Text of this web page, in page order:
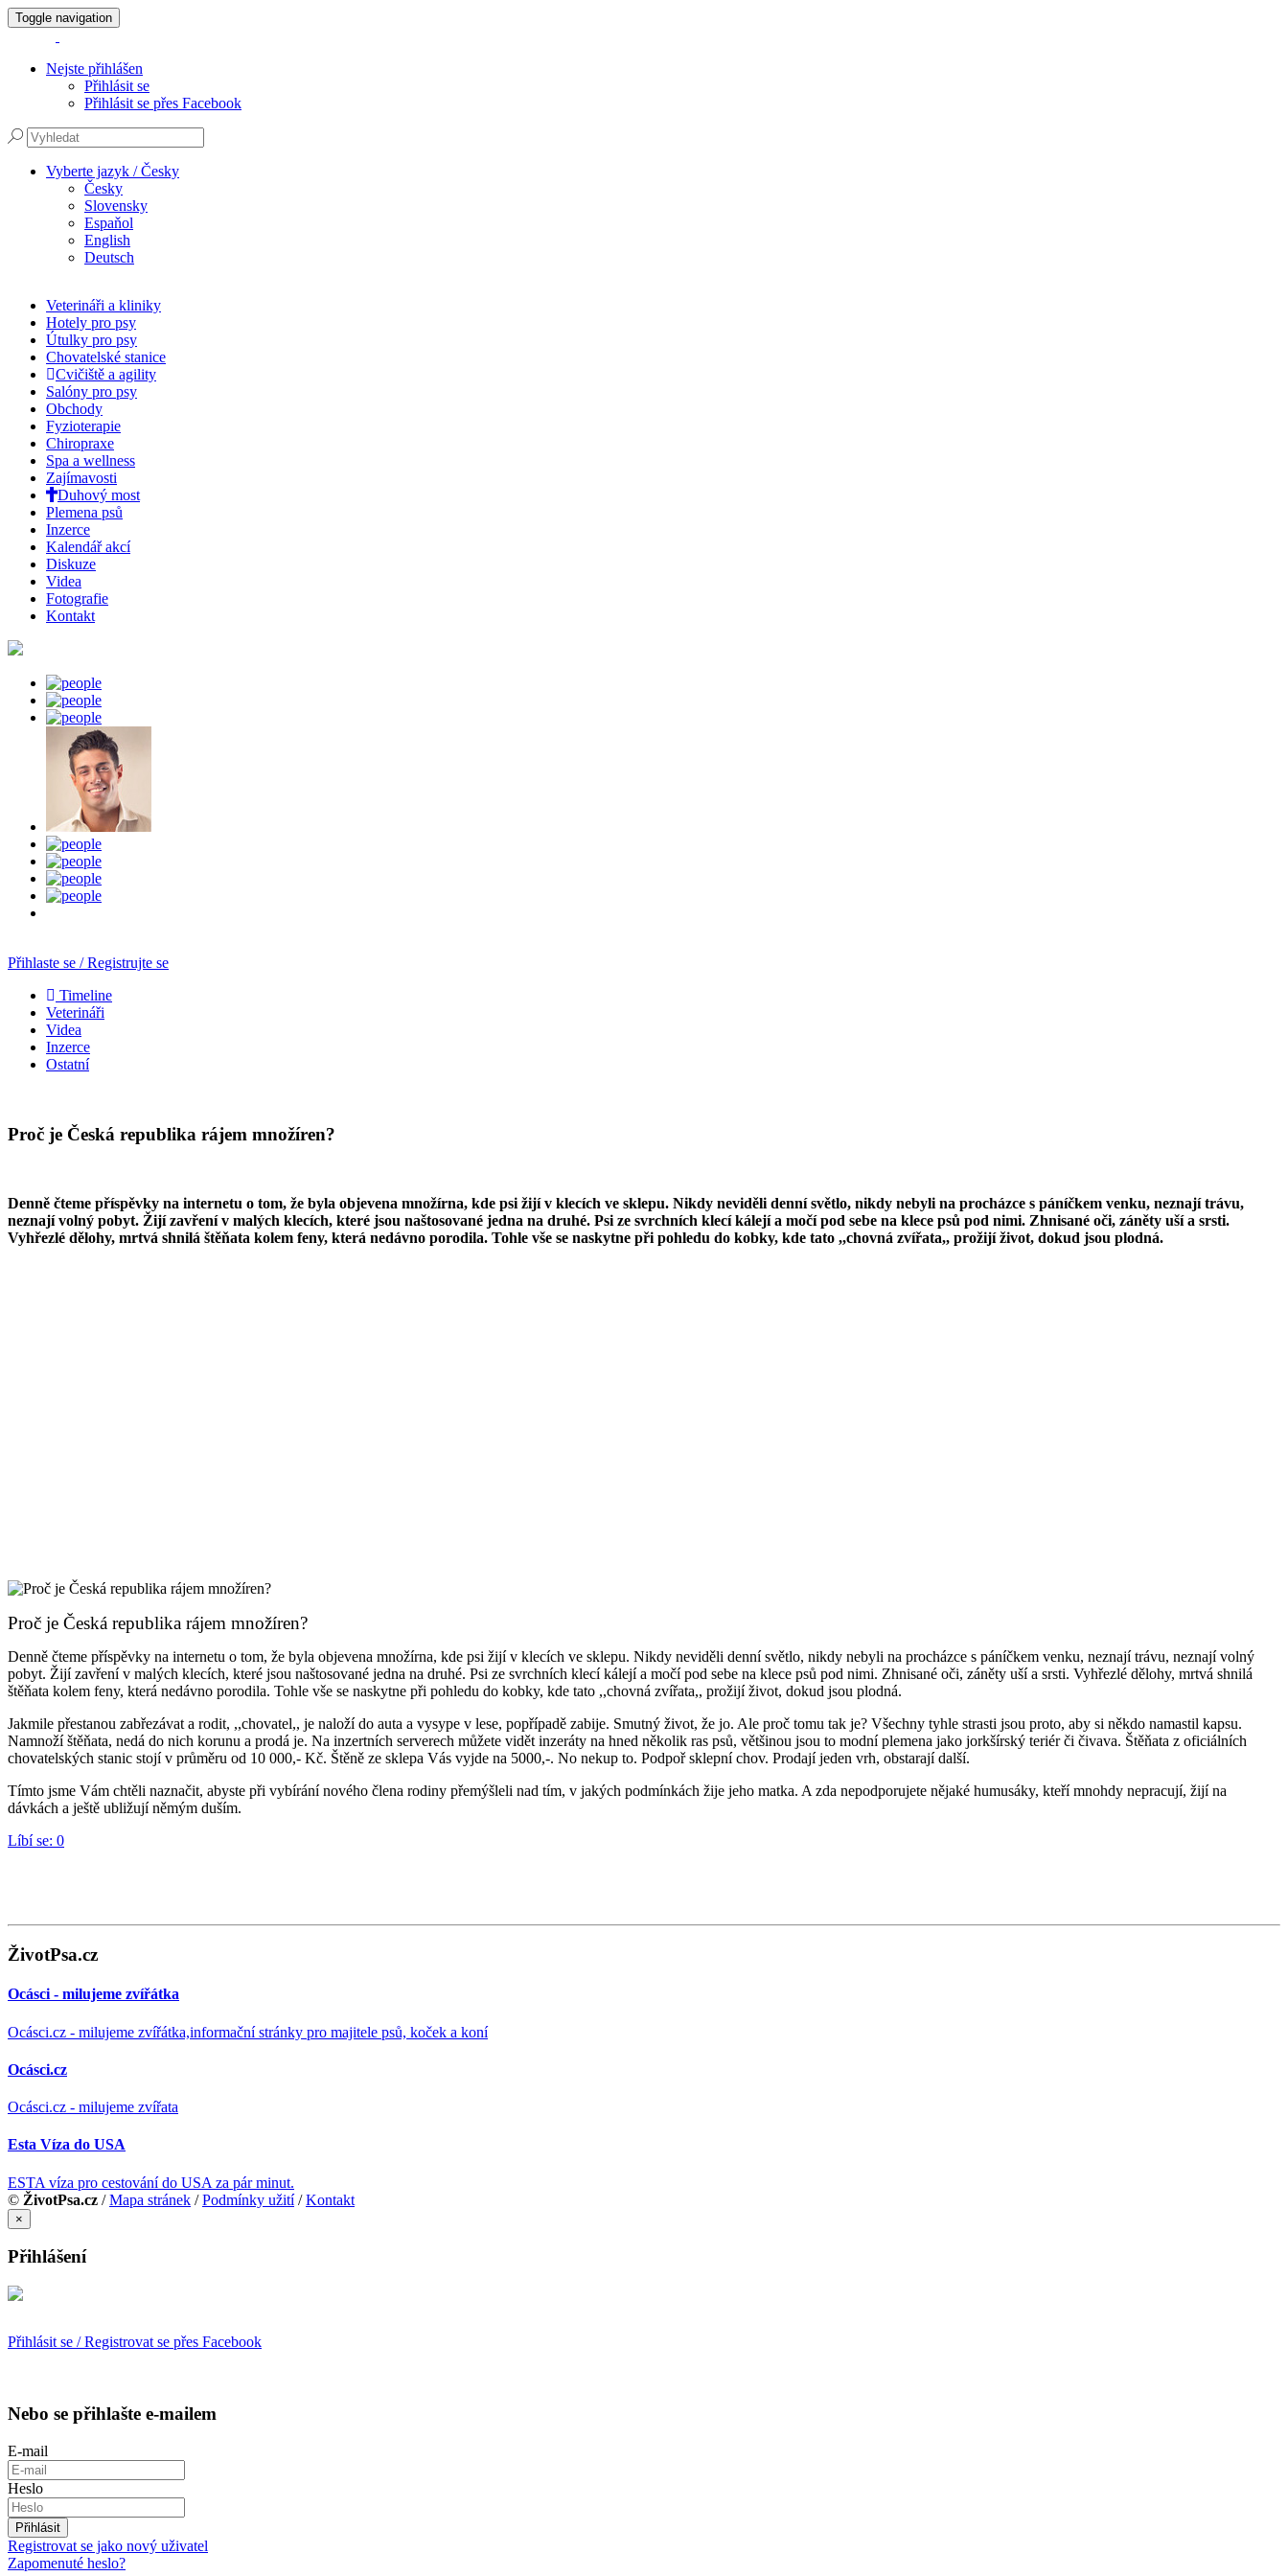
Toggle navigation
Nejste přihlášen
Přihlásit se
Přihlásit se přes Facebook
Vyberte jazyk / Česky
Česky
Slovensky
Espaňol
English
Deutsch
Veterináři a kliniky
Hotely pro psy
Útulky pro psy
Chovatelské stanice
Cvičiště a agility
Salóny pro psy
Obchody
Fyzioterapie
Chiropraxe
Spa a wellness
Zajímavosti
Duhový most
Plemena psů
Inzerce
Kalendář akcí
Diskuze
Videa
Fotografie
Kontakt
Přihlaste se / Registrujte se
Timeline
Veterináři
Videa
Inzerce
Ostatní
Proč je Česká republika rájem množíren?
Denně čteme příspěvky na internetu o tom, že byla objevena množírna, kde psi žijí v klecích ve sklepu. Nikdy neviděli denní světlo, nikdy nebyli na procházce s páníčkem venku, neznají trávu,
neznají volný pobyt. Žijí zavření v malých klecích, které jsou naštosované jedna na druhé. Psi ze svrchních klecí kálejí a močí pod sebe na klece psů pod nimi. Zhnisané oči, záněty uší a srsti.
Vyhřezlé dělohy, mrtvá shnilá štěňata kolem feny, která nedávno porodila. Tohle vše se naskytne při pohledu do kobky, kde tato ,,chovná zvířata,, prožijí život, dokud jsou plodná.
Proč je Česká republika rájem množíren?
Denně čteme příspěvky na internetu o tom, že byla objevena množírna, kde psi žijí v klecích ve sklepu. Nikdy neviděli denní světlo, nikdy nebyli na procházce s páníčkem venku, neznají trávu, neznají volný
pobyt. Žijí zavření v malých klecích, které jsou naštosované jedna na druhé. Psi ze svrchních klecí kálejí a močí pod sebe na klece psů pod nimi. Zhnisané oči, záněty uší a srsti. Vyhřezlé dělohy, mrtvá shnilá
štěňata kolem feny, která nedávno porodila. Tohle vše se naskytne při pohledu do kobky, kde tato ,,chovná zvířata,, prožijí život, dokud jsou plodná.
Jakmile přestanou zabřezávat a rodit, ,,chovatel,, je naloží do auta a vysype v lese, popřípadě zabije. Smutný život, že jo. Ale proč tomu tak je? Všechny tyhle strasti jsou proto, aby si někdo namastil kapsu.
Namnoží štěňata, nedá do nich korunu a prodá je. Na inzertních serverech můžete vidět inzeráty na hned několik ras psů, většinou jsou to modní plemena jako jorkšírský teriér či čivava. Štěňata z oficiálních
chovatelských stanic stojí v průměru od 10 000,- Kč. Štěně ze sklepa Vás vyjde na 5000,-. No nekup to. Podpoř sklepní chov. Prodají jeden vrh, obstarají další.
Tímto jsme Vám chtěli naznačit, abyste při vybírání nového člena rodiny přemýšleli nad tím, v jakých podmínkách žije jeho matka. A zda nepodporujete nějaké humusáky, kteří mnohdy nepracují, žijí na
dávkách a ještě ubližují němým duším.
Líbí se: 0
ŽivotPsa.cz
Ocásci - milujeme zvířátka
Ocásci.cz - milujeme zvířátka,informační stránky pro majitele psů, koček a koní
Ocásci.cz
Ocásci.cz - milujeme zvířata
Esta Víza do USA
ESTA víza pro cestování do USA za pár minut.
© ŽivotPsa.cz /Mapa stránek /Podmínky užití/Kontakt
×
Přihlášení
Přihlásit se / Registrovat se přes Facebook
Nebo se přihlašte e-mailem
E-mail
Heslo
Přihlásit
Registrovat se jako nový uživatel
Zapomenuté heslo?